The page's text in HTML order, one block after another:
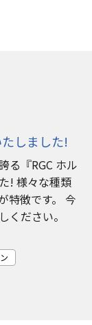
しました!
る『RGC ホル
! 様々な種類
特徴です。 今
ださい。